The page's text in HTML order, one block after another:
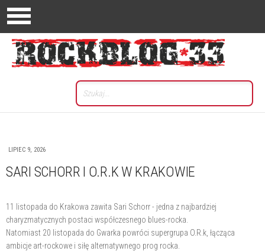
LIPIEC 9, 2026
SARI SCHORR I O.R.K W KRAKOWIE
11 listopada do Krakowa zawita Sari Schorr - jedna z najbardziej
charyzmatycznych postaci współczesnego blues-rocka.
Natomiast 20 listopada do Gwarka powróci supergrupa O.R.k, łącząca
ambicje art-rockowe i siłę alternatywnego prog rocka.